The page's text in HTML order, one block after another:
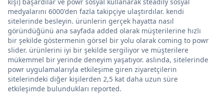
medyalarını 6000'den fazla takipçiye ulaştırdılar. kendi
sitelerinde besleyin. ürünlerin gerçek hayatta nasıl
göründüğünü ana sayfada added olarak müşterilerine hızlı
bir şekilde göstermenin görsel bir yolu olarak coming to powr
slider. ürünlerini iyi bir şekilde sergiliyor ve müşterilere
mükemmel bir yerinde deneyim yaşatıyor. aslında, sitelerinde
powr uygulamalarıyla etkileşime giren ziyaretçilerin
sitelerindeki diğer kişilerden 2,5 kat daha uzun süre
etkileşimde bulundukları reported.